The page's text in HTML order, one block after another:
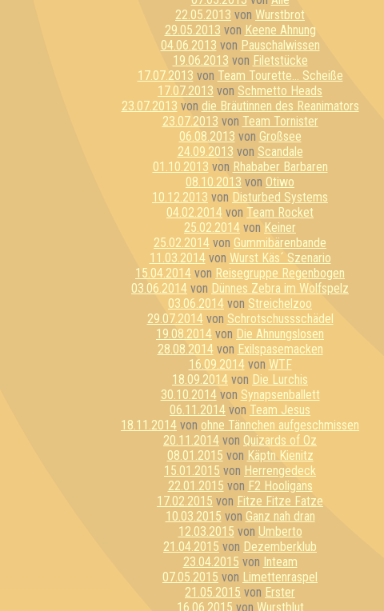
22.05.2013 von Wurstbrot
29.05.2013 von Keene Ahnung
04.06.2013 von Pauschalwissen
19.06.2013 von Filetstücke
17.07.2013 von Team Tourette... Scheiße
17.07.2013 von Schmetto Heads
23.07.2013 von die Bräutinnen des Reanimators
23.07.2013 von Team Tornister
06.08.2013 von Großsee
24.09.2013 von Scandale
01.10.2013 von Rhababer Barbaren
08.10.2013 von Otiwo
10.12.2013 von Disturbed Systems
04.02.2014 von Team Rocket
25.02.2014 von Keiner
25.02.2014 von Gummibärenbande
11.03.2014von Wurst Käs´ Szenario
15.04.2014 von Reisegruppe Regenbogen
03.06.2014 von Dünnes Zebra im Wolfspelz
03.06.2014 von Streichelzoo
29.07.2014von Schrotschussschädel
19.08.2014 von Die Ahnungslosen
28.08.2014von Exilspasemacken
16.09.2014von WTF
18.09.2014 von Die Lurchis
30.10.2014von Synapsenballett
06.11.2014 von Team Jesus
18.11.2014 von ohne Tännchen aufgeschmissen
20.11.2014 von Quizards of Oz
08.01.2015 von Käptn Kienitz
15.01.2015 von Herrengedeck
22.01.2015 von F2 Hooligans
17.02.2015 von Fitze Fitze Fatze
10.03.2015 von Ganz nah dran
12.03.2015 von Umberto
21.04.2015 von Dezemberklub
23.04.2015 von Inteam
07.05.2015 von Limettenraspel
21.05.2015 von Erster
16.06.2015 von Wurstblut